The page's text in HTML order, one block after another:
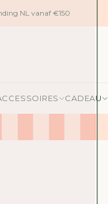
NL vanaf €150
CADEAU